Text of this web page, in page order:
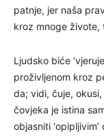
patnje, jer naša
kroz mnoge živote,
Ljudsko biće
proživljenom kroz
da; vidi, čuje,
čovjeka je istina
objasniti